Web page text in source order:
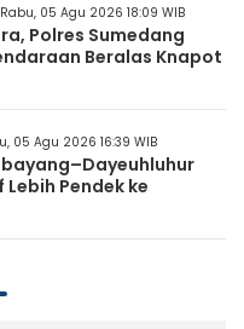
Rabu, 05 Agu 2026 18:09 WIB
Polres Sumedang
Beralas Knapot
05 Agu 2026 16:39 WIB
Pendek ke